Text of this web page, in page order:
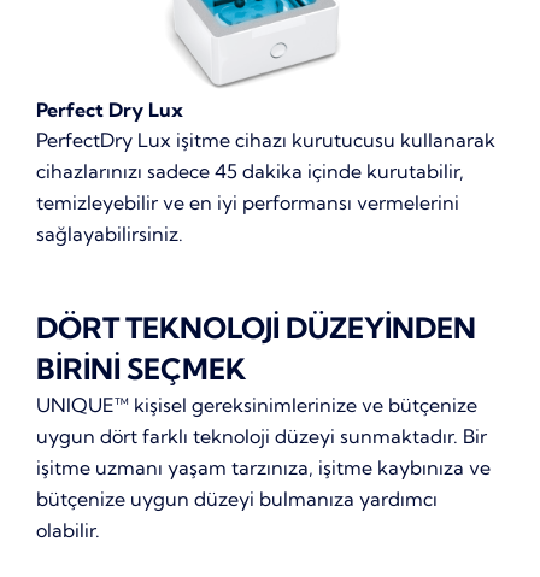
Perfect Dry Lux
PerfectDry Lux işitme cihazı kurutucusu kullanarak
cihazlarınızı sadece 45 dakika içinde kurutabilir,
temizleyebilir ve en iyi performansı vermelerini
sağlayabilirsiniz.
DÖRT TEKNOLOJİ DÜZEYİNDEN
BİRİNİ SEÇMEK
UNIQUE™ kişisel gereksinimlerinize ve bütçenize
uygun dört farklı teknoloji düzeyi sunmaktadır. Bir
işitme uzmanı yaşam tarzınıza, işitme kaybınıza ve
bütçenize uygun düzeyi bulmanıza yardımcı
olabilir.